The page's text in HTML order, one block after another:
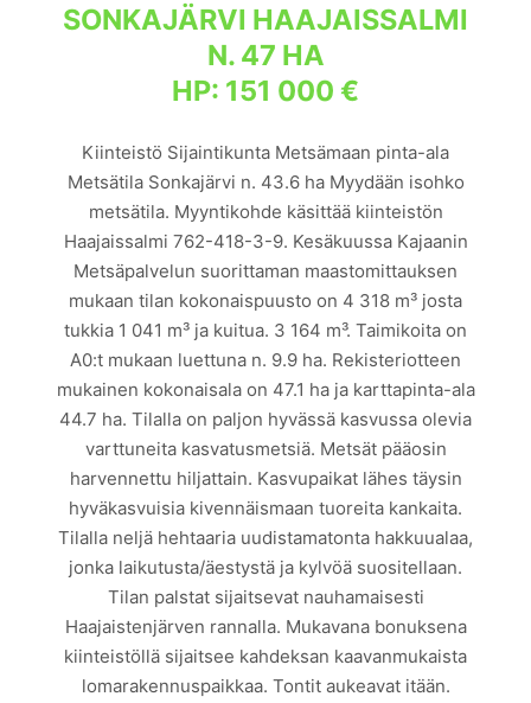
SONKAJÄRVI HAAJAISSALMI
N. 47 HA
HP: 151 000 €
Kiinteistö Sijaintikunta Metsämaan pinta-ala
Metsätila Sonkajärvi n. 43.6 ha Myydään isohko
metsätila. Myyntikohde käsittää kiinteistön
Haajaissalmi 762-418-3-9. Kesäkuussa Kajaanin
Metsäpalvelun suorittaman maastomittauksen
mukaan tilan kokonaispuusto on 4 318 m³ josta
tukkia 1 041 m³ ja kuitua. 3 164 m³. Taimikoita on
A0:t mukaan luettuna n. 9.9 ha. Rekisteriotteen
mukainen kokonaisala on 47.1 ha ja karttapinta-ala
44.7 ha. Tilalla on paljon hyvässä kasvussa olevia
varttuneita kasvatusmetsiä. Metsät pääosin
harvennettu hiljattain. Kasvupaikat lähes täysin
hyväkasvuisia kivennäismaan tuoreita kankaita.
Tilalla neljä hehtaaria uudistamatonta hakkuualaa,
jonka laikutusta/äestystä ja kylvöä suositellaan.
Tilan palstat sijaitsevat nauhamaisesti
Haajaistenjärven rannalla. Mukavana bonuksena
kiinteistöllä sijaitsee kahdeksan kaavanmukaista
lomarakennuspaikkaa. Tontit aukeavat itään.